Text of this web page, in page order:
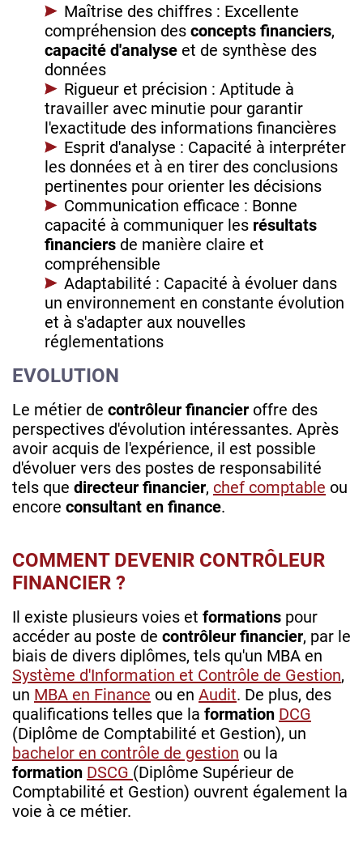
Maîtrise des chiffres : Excellente
compréhension des concepts financiers,
capacité d'analyse et de synthèse des
données
Rigueur et précision : Aptitude à
travailler avec minutie pour garantir
l'exactitude des informations financières
Esprit d'analyse : Capacité à interpréter
les données et à en tirer des conclusions
pertinentes pour orienter les décisions
Communication efficace : Bonne
capacité à communiquer les résultats
financiers de manière claire et
compréhensible
Adaptabilité : Capacité à évoluer dans
un environnement en constante évolution
et à s'adapter aux nouvelles
réglementations
EVOLUTION
Le métier de contrôleur financier offre des
perspectives d'évolution intéressantes. Après
avoir acquis de l'expérience, il est possible
d'évoluer vers des postes de responsabilité
tels que directeur financier, chef comptable ou
encore consultant en finance.
COMMENT DEVENIR CONTRÔLEUR
FINANCIER ?
Il existe plusieurs voies et formations pour
accéder au poste de contrôleur financier, par le
biais de divers diplômes, tels qu'un MBA en
Système d'Information et Contrôle de Gestion,
un MBA en Finance ou en Audit. De plus, des
qualifications telles que la formation DCG
(Diplôme de Comptabilité et Gestion), un
bachelor en contrôle de gestion ou la
formation DSCG (Diplôme Supérieur de
Comptabilité et Gestion) ouvrent également la
voie à ce métier.